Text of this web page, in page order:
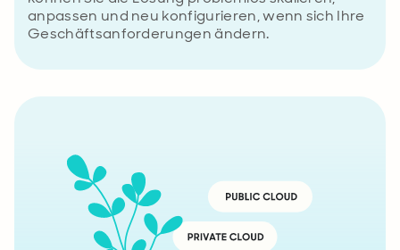
anpassen und neu konfigurieren, wenn sich Ihre
Geschäftsanforderungen ändern.